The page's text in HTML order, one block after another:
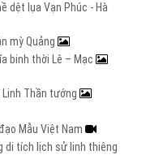
dệt lụa Vạn Phúc - Hà
mỳ Quảng
binh thời Lê – Mạc
Thần tướng
Mẫu Việt Nam
di tích lịch sử linh thiêng